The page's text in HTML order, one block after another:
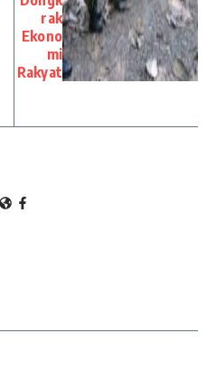
rak
Ekono
mi
Rakyat